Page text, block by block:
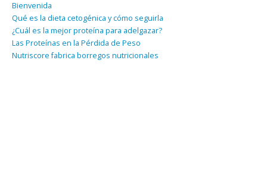
Bienvenida
Qué es la dieta cetogénica y cómo seguirla
¿Cuál es la mejor proteína para adelgazar?
Las Proteínas en la Pérdida de Peso
Nutriscore fabrica borregos nutricionales